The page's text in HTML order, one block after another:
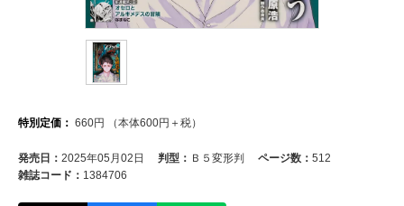
特別定価： 660円 （本体600円＋税）
発売日： 2025年05月02日 判型： Ｂ５変形判 ページ数： 512
雑誌コード： 1384706